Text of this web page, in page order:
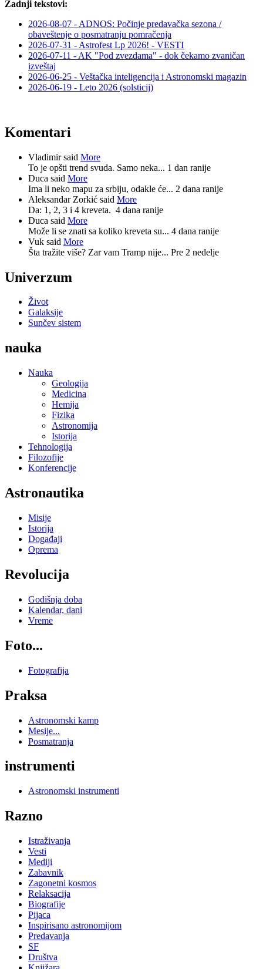
Zadnji tekstovi:
2026-08-07 - ADNOS: Počinje predavačka sezona /
obaveštenje o posmatranju pomračenja
2026-07-31 - Astrofest Lp 2026! - VESTI
2026-07-11 - AK "Pod zvezdama" - dok čekamo zvaničan
izveštaj
2026-06-25 - Veštačka inteligencija i Astronomski magazin
2026-06-19 - Leto 2026 (solsticij)
Komentari
Vladimir said More
To je opšti trend svuda. Samo neka... 1 dan ranije
Duca said More
Ima li neko mapu za srbiju, odakle će... 2 dana ranije
Aleksandar Zorkić said More
Da: 1, 2, 3 i 4 kreveta. 4 dana ranije
Duca said More
Može li se znati sa koliko kreveta su... 4 dana ranije
Vuk said More
Šta tražite više? Zar vam Tramp nije... Pre 2 nedelje
Univerzum
Život
Galaksije
Sunčev sistem
nauka
Nauka
Geologija
Medicina
Hemija
Fizika
Astronomija
Istorija
Tehnologija
Filozofije
Konferencije
Astronautika
Misije
Istorija
Događaji
Oprema
Revolucija
Godišnja doba
Kalendar, dani
Vreme
Foto...
Fotografija
Praksa
Astronomski kamp
Mesije...
Posmatranja
instrumenti
Astronomski instrumenti
Razno
Istraživanja
Vesti
Mediji
Zabavnik
Zagonetni kosmos
Relaksacija
Biografije
Pijaca
Inspirisano astronomijom
Predavanja
SF
Društva